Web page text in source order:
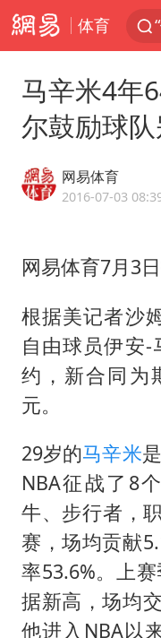
体育
马辛米4年
尔鼓励球
网易体育
2016-07-03
网易体育7月3
根据美记者沙
自由球员伊安
约，新合同为
元。
29岁的马辛米
NBA征战了8
牛、步行者，
赛，场均贡献
率53.6%。上
据新高，场均
他进入NBA以